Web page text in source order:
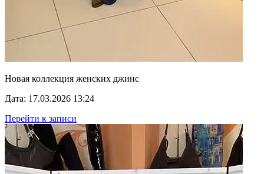
Новая коллекция женских джинс
Дата: 17.03.2026 13:24
Перейти к записи